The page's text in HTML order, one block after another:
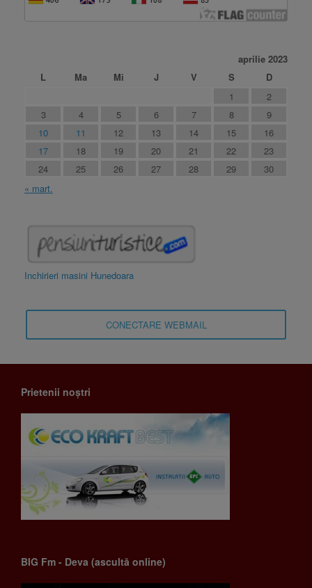
aprilie 2023
L
Ma Mi J V S
D
1
2
3
4 5 6 7 8
9
10
11 12 13 14 15
16
17
18 19 20 21 22
23
24
25 26 27 28 29
30
« mart.
Inchirieri masini Hunedoara
CONECTARE WEBMAIL
Prietenii noștri
BIG Fm - Deva (ascultă online)